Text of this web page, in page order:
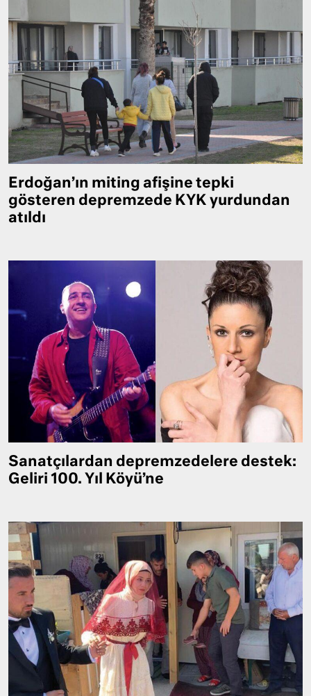
Erdoğan’ın miting afişine tepki
gösteren depremzede KYK yurdundan
atıldı
Sanatçılardan depremzedelere destek:
Geliri 100. Yıl Köyü’ne